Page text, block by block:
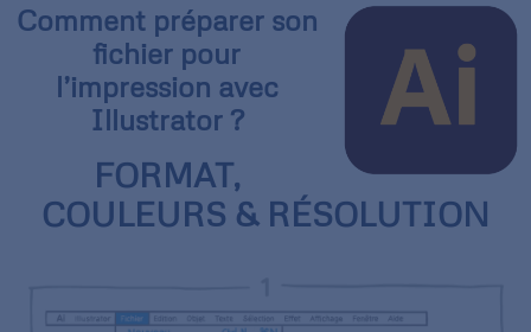
Comment préparer son
fichier pour
l’impression avec
Illustrator ?
FORMAT,
COULEURS & RÉSOLUTION